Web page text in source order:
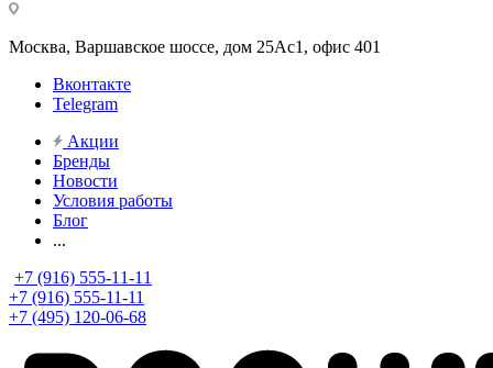
Москва, Варшавское шоссе, дом 25Аc1, офис 401
Вконтакте
Telegram
Акции
Бренды
Новости
Условия работы
Блог
...
+7 (916) 555-11-11
+7 (916) 555-11-11
+7 (495) 120-06-68